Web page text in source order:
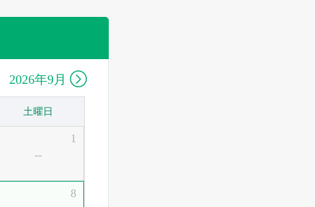
2026年9月 
土曜日
--
1
8